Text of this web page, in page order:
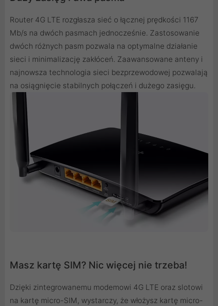
Router 4G LTE rozgłasza sieć o łącznej prędkości 1167
Mb/s na dwóch pasmach jednocześnie. Zastosowanie
dwóch różnych pasm pozwala na optymalne działanie
sieci i minimalizację zakłóceń. Zaawansowane anteny i
najnowsza technologia sieci bezprzewodowej pozwalają
na osiągnięcie stabilnych połączeń i dużego zasięgu.
Masz kartę SIM? Nic więcej nie trzeba!
Dzięki zintegrowanemu modemowi 4G LTE oraz slotowi
na kartę micro-SIM, wystarczy, że włożysz kartę micro-